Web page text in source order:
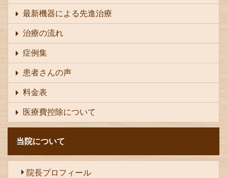
最新機器による先進治療
治療の流れ
症例集
患者さんの声
料金表
医療費控除について
当院について
院長プロフィール